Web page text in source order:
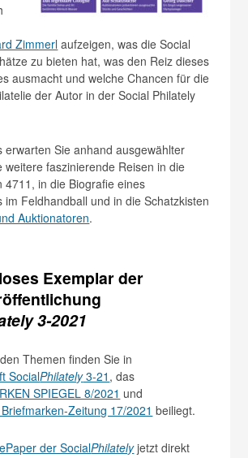
Zimmerl aufzeigen, was die Social
zu bieten hat, was den Reiz dieses
ausmacht und welche Chancen für die
der Autor in der Social Philately
erwarten Sie anhand ausgewählter
weitere faszinierende Reisen in die
4711, in die Biografie eines
im Feldhandball und in die Schatzkisten
Auktionatoren.
Exemplar der
3-2021
Themen finden Sie in
SocialPhilately3-21 , das
SPIEGEL 8/2021 und
Zeitung 17/2021 beiliegt.
ePaper der SocialPhilatelyjetzt direkt